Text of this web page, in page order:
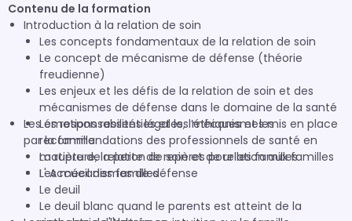
Contenu de la formation
Introduction à la relation de soin
Les concepts fondamentaux de la relation de soin
Le concept de mécanisme de défense (théorie
freudienne)
Les enjeux et les défis de la relation de soin et des
mécanismes de défense dans le domaine de la santé
Les responsabilités légales, l’éthiques et les
recommandations des professionnels de santé en
matière de relation de soin et de relation aux familles
L' Accueil des familles
Les émotions ressenties et les mécanismes mis en place
par la famille
La rupture, la perte de repères pour les familles
Les mécanismes de défense
Le deuil
Le deuil blanc quand le parents est atteint de la